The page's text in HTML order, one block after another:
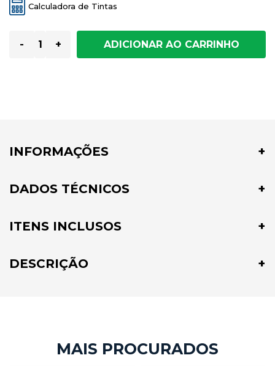
Calculadora de Tintas
- +
INFORMAÇÕES
DADOS TÉCNICOS
ITENS INCLUSOS
DESCRIÇÃO